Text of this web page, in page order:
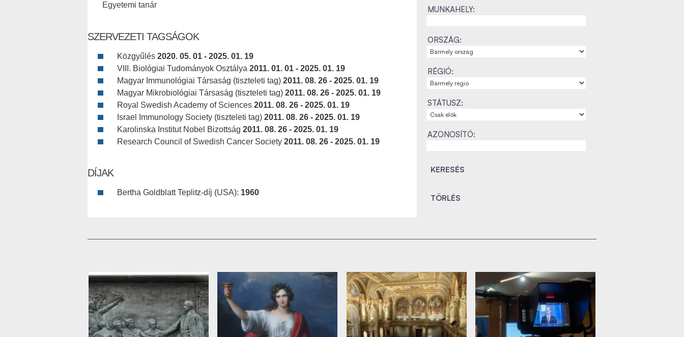
Egyetemi tanár
SZERVEZETI TAGSÁGOK
Közgyűlés 2020. 05. 01 - 2025. 01. 19
VIII. Biológiai Tudományok Osztálya 2011. 01. 01 - 2025. 01. 19
Magyar Immunológiai Társaság (tiszteleti tag) 2011. 08. 26 - 2025. 01. 19
Magyar Mikrobiológiai Társaság (tiszteleti tag) 2011. 08. 26 - 2025. 01. 19
Royal Swedish Academy of Sciences 2011. 08. 26 - 2025. 01. 19
Israel Immunology Society (tiszteleti tag) 2011. 08. 26 - 2025. 01. 19
Karolinska Institut Nobel Bizottság 2011. 08. 26 - 2025. 01. 19
Research Council of Swedish Cancer Society 2011. 08. 26 - 2025. 01. 19
DÍJAK
Bertha Goldblatt Teplitz-díj (USA): 1960
MUNKAHELY:
ORSZÁG:
RÉGIÓ:
STÁTUSZ:
AZONOSÍTÓ: